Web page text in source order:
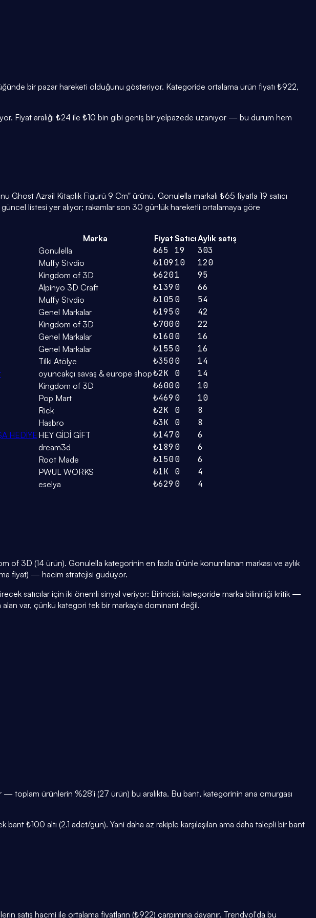
bir pazar hareketi olduğunu gösteriyor. Kategoride ortalama ürün fiyatı ₺922,
Fiyat aralığı ₺24 ile ₺10 bin gibi geniş bir yelpazede uzanıyor — bu durum hem
Ghost Azrail Kitaplık Figürü 9 Cm" ürünü. Gonulella markalı ₺65 fiyatla 19 satıcı
listesi yer alıyor; rakamlar son 30 günlük hareketli ortalamaya göre
Marka Fiyat SatıcıAylık satış
Gonulella ₺65 19
303
Muffy Stvdio ₺109 10
120
Kingdom of 3D ₺6201
95
Alpinyo 3D Craft ₺139 0
66
Muffy Stvdio ₺1050
54
Genel Markalar ₺1950
42
Kingdom of 3D ₺7000
22
Genel Markalar ₺1600
16
Genel Markalar ₺1550
16
Tilki Atölye ₺3500
14
oyuncakçı savaş & europe shop₺2K 0
14
Kingdom of 3D ₺6000
10
Pop Mart ₺469 0
10
Rick ₺2K 0
8
Hasbro ₺3K 0
8
HEDİYE HEY GİDİ GİFT ₺1470
6
dream3d ₺189 0
6
Root Made ₺1500
6
PWUL WORKS ₺1K 0
4
eselya ₺629 0 4
3D (14 ürün). Gonulella kategorinin en fazla ürünle konumlanan markası ve aylık
fiyat) — hacim stratejisi güdüyor.
satıcılar için iki önemli sinyal veriyor: Birincisi, kategoride marka bilinirliği kritik —
var, çünkü kategori tek bir markayla dominant değil.
toplam ürünlerin %28'i (27 ürün) bu aralıkta. Bu bant, kategorinin ana omurgası
₺100 altı (2.1 adet/gün). Yani daha az rakiple karşılaşılan ama daha talepli bir bant
satış hacmi ile ortalama fiyatların (₺922) çarpımına dayanır. Trendyol'da bu